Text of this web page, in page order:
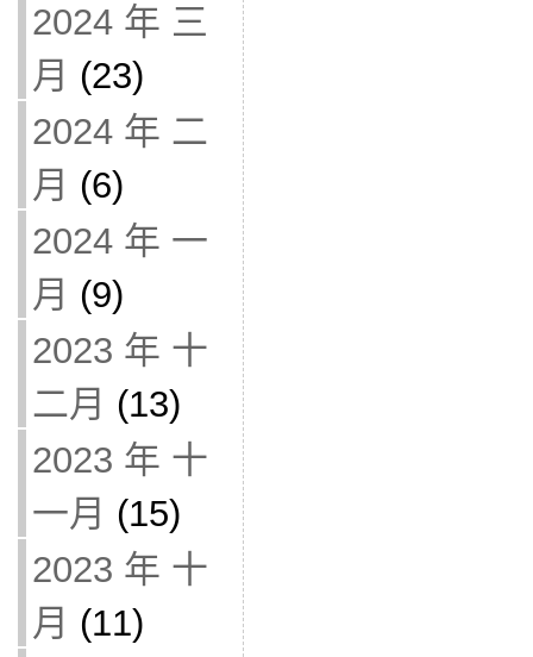
2024 年 三
月 (23)
2024 年 二
月 (6)
2024 年 一
月 (9)
2023 年 十
二月 (13)
2023 年 十
一月 (15)
2023 年 十
月 (11)